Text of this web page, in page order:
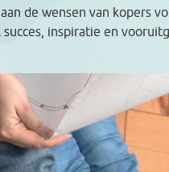
de wensen van kopers
inspiratie en